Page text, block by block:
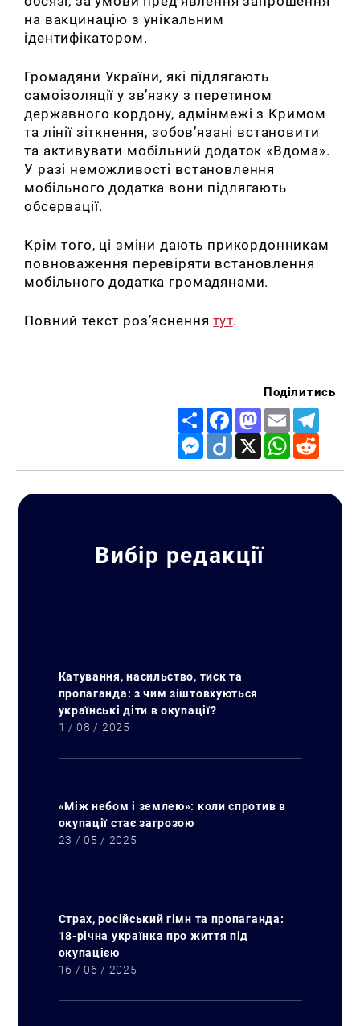
на вакцинацію з унікальним
ідентифікатором.
Громадяни України, які підлягають
самоізоляції у зв’язку з перетином
державного кордону, адмінмежі з Кримом
та лінії зіткнення, зобов’язані встановити
та активувати мобільний додаток «Вдома».
У разі неможливості встановлення
мобільного додатка вони підлягають
обсервації.
Крім того, ці зміни дають прикордонникам
повноваження перевіряти встановлення
мобільного додатка громадянами.
Повний текст роз’ясненнятут.
Поділитись
Share FacebookMastodon
Email
Messenger
Diigo X WhatsApp
Вибір редакції
Катування, насильство, тиск та
пропаганда: з чим зіштовхуються
українські діти в окупації?
1 / 08 / 2025
«Між небом і землею»: коли спротив в
окупації стає загрозою
23 / 05 / 2025
Страх, російський гімн та пропаганда:
18-річна українка про життя під
окупацією
16 / 06 / 2025